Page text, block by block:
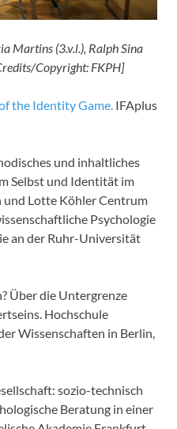
Martins (3.v.l.), Ralph Sina
Copyright: FKPH]
the Identity Game. IFAplus
und inhaltliches
Selbst und Identität im
und Lotte Köhler Centrum
Psychologie
an der Ruhr-Universität
Über die Untergrenze
Hochschule
Wissenschaften in Berlin,
sozio-technisch
Beratung in einer